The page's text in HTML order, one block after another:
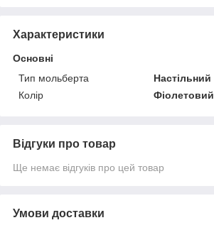
Характеристики
Основні
Тип мольберта
Настільний
Колір
Фіолетовий
Відгуки про товар
Ще немає відгуків про цей товар
Умови доставки